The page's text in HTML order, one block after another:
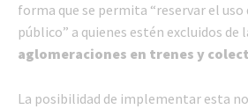
forma que se permita “reservar el
público” a quienes estén excluidos de
aglomeraciones en trenes y
La posibilidad de implementar esta